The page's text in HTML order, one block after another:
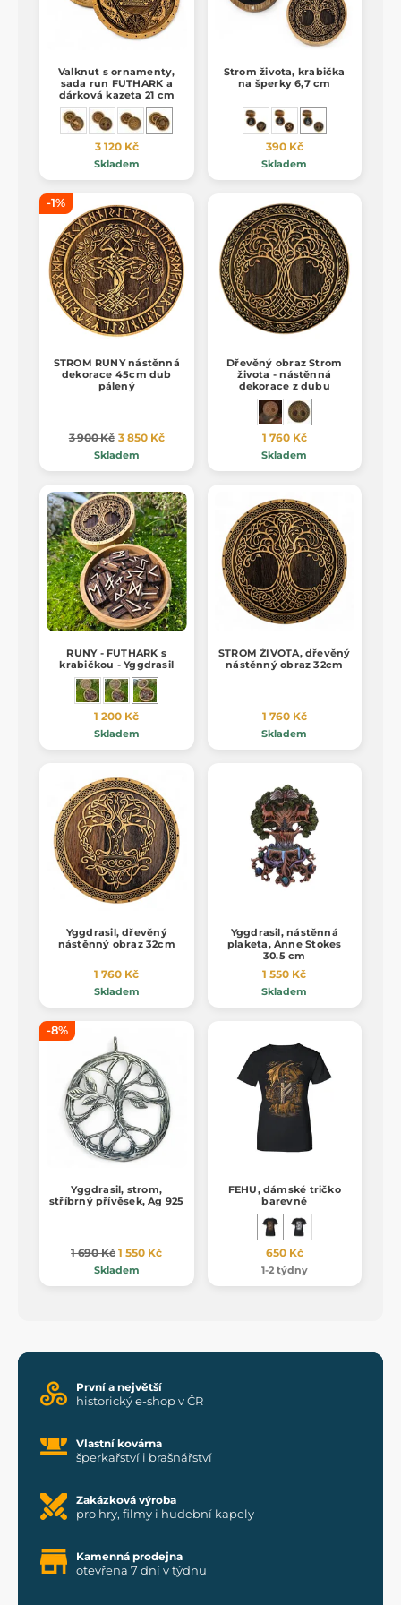
Valknut s ornamenty,
sada run FUTHARK a
dárková kazeta 21 cm
3 120 Kč
Skladem
Strom života, krabička
na šperky 6,7 cm
390 Kč
Skladem
-1%
STROM RUNY nástěnná
dekorace 45cm dub
pálený
3 900 Kč 3 850 Kč
Skladem
Dřevěný obraz Strom
života - nástěnná
dekorace z dubu
1 760 Kč
Skladem
RUNY - FUTHARK s
krabičkou - Yggdrasil
1 200 Kč
Skladem
STROM ŽIVOTA, dřevěný
nástěnný obraz 32cm
1 760 Kč
Skladem
Yggdrasil, dřevěný
nástěnný obraz 32cm
1 760 Kč
Skladem
Yggdrasil, nástěnná
plaketa, Anne Stokes
30.5 cm
1 550 Kč
Skladem
-8%
Yggdrasil, strom,
stříbrný přívěsek, Ag 925
1 690 Kč 1 550 Kč
Skladem
FEHU, dámské tričko
barevné
650 Kč
1-2 týdny
První a největší
historický e-shop v ČR
Vlastní kovárna
šperkařství i brašnářství
Zakázková výroba
pro hry, filmy i hudební kapely
Kamenná prodejna
otevřena 7 dní v týdnu